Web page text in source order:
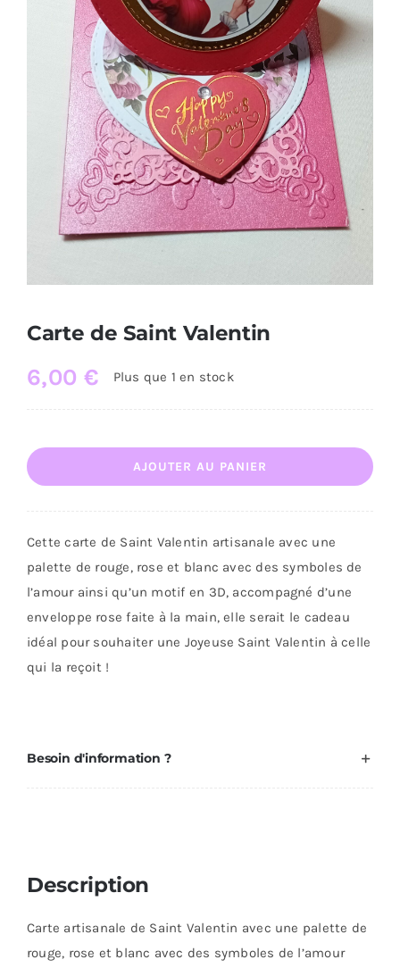
Carte de Saint Valentin
6,00 € Plus que 1 en stock
Saint
Valentin
AJOUTER AU PANIER
Cette carte de Saint Valentin artisanale avec une
palette de rouge, rose et blanc avec des symboles de
l’amour ainsi qu’un motif en 3D, accompagné d’une
enveloppe rose faite à la main, elle serait le cadeau
idéal pour souhaiter une Joyeuse Saint Valentin à celle
qui la reçoit !
Besoin d'information ?
Description
Carte artisanale de Saint Valentin avec une palette de
rouge, rose et blanc avec des symboles de l’amour